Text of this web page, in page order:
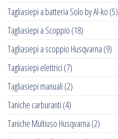
Tagliasiepi a batteria Solo by Al-ko (5)
Tagliasiepi a Scoppio (18)
Tagliasiepi a scoppio Husqvarna (9)
Tagliasiepi elettrici (7)
Tagliasiepi manuali (2)
Taniche carburanti (4)
Taniche Multiuso Husqvarna (2)